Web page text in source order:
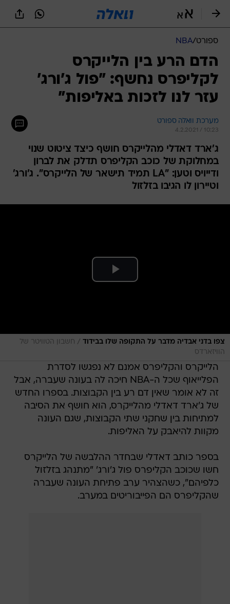
ספורט/
NBA
הדם הרע בין הלייקרס
לקליפרס נחשף: "פול ג'ורג'
עזר לנו לזכות באליפות"
מערכת וואלה ספורט
4.2.2021 / 10:23
ג'ארד דאדלי מהלייקרס חושף כיצד ציטוט שנוי
במחלוקת של כוכב הקליפרס תדלק את לברון
ודייויס וטען: "LA תמיד תישאר של הלייקרס". ג'ורג'
וטיירון לו הגיבו בזלזול
צפו בדני אבדיה מדבר על התקופה שלו בבידוד / חשבון הטוויטר של
הוויזארדס
הלייקרס והקליפרס אמנם לא נפגשו לסדרת
הפלייאוף שכל ה-NBA חיכה לה בעונה שעברה, אבל
זה לא אומר שאין דם רע בין הקבוצות. בספרו החדש
של ג'ארד דאדלי מהלייקרס, הוא חושף את הסיבה
למתיחות בין שחקני שתי הקבוצות, שגם העונה
מקוות להיאבק על האליפות.
בספר כותב דאדלי שבחדר ההלבשה של הלייקרס
חשו שכוכב הקליפרס פול ג'ורג' "מתנהג בזלזול
כלפיהם", כשהצהיר ערב פתיחת העונה שעברה
שהקליפרס הם הפייבוריטים במערב.